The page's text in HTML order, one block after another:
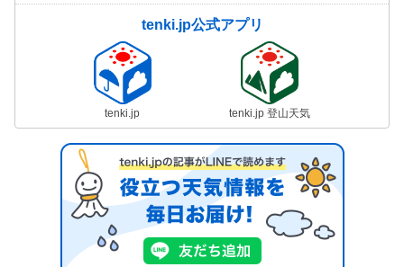
tenki.jp公式アプリ
tenki.jp tenki.jp 登山天気